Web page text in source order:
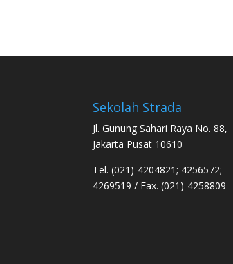
Sekolah Strada
Jl. Gunung Sahari Raya No. 88,
Jakarta Pusat 10610
Tel. (021)-4204821; 4256572;
4269519 / Fax. (021)-4258809